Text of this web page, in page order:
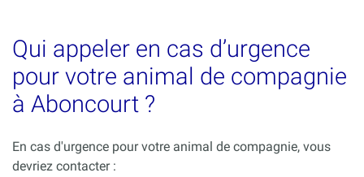
Qui appeler en cas d’urgence
pour votre animal de compagnie
à Aboncourt ?
En cas d'urgence pour votre animal de compagnie, vous
devriez contacter :